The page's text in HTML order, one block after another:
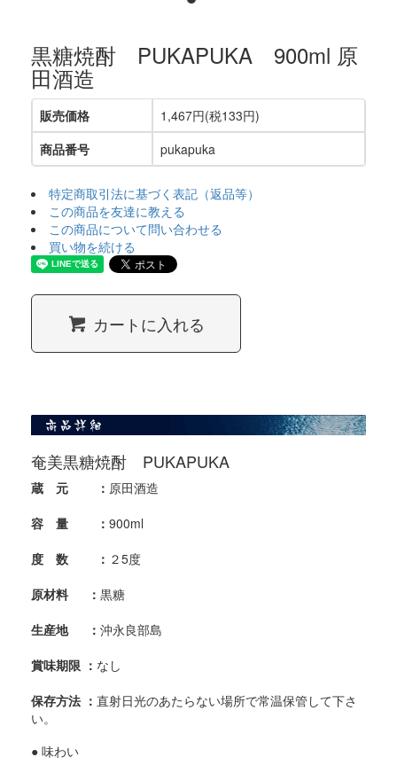
黒糖焼酎 PUKAPUKA 900ml 原
田酒造
販売価格
1,467円(税133円)
商品番号
pukapuka
特定商取引法に基づく表記（返品等）
この商品を友達に教える
この商品について問い合わせる
買い物を続ける
カートに入れる
奄美黒糖焼酎 PUKAPUKA
蔵 元 ： 原田酒造
容 量 ： 900ml
度 数 ： ２5度
原材料 ： 黒糖
生産地 ： 沖永良部島
賞味期限 ： なし
保存方法 ： 直射日光のあたらない場所で常温保管して下さ
い。
● 味わい